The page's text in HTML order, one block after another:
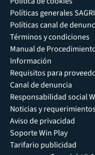
Políticas generales
Políticas canal de
Términos y condiciones
Manual de
Información
Requisitos para
Canal de denuncia
Responsabilidad social
Noticias y
Aviso de privacidad
Soporte Win Play
Tarifario publicidad